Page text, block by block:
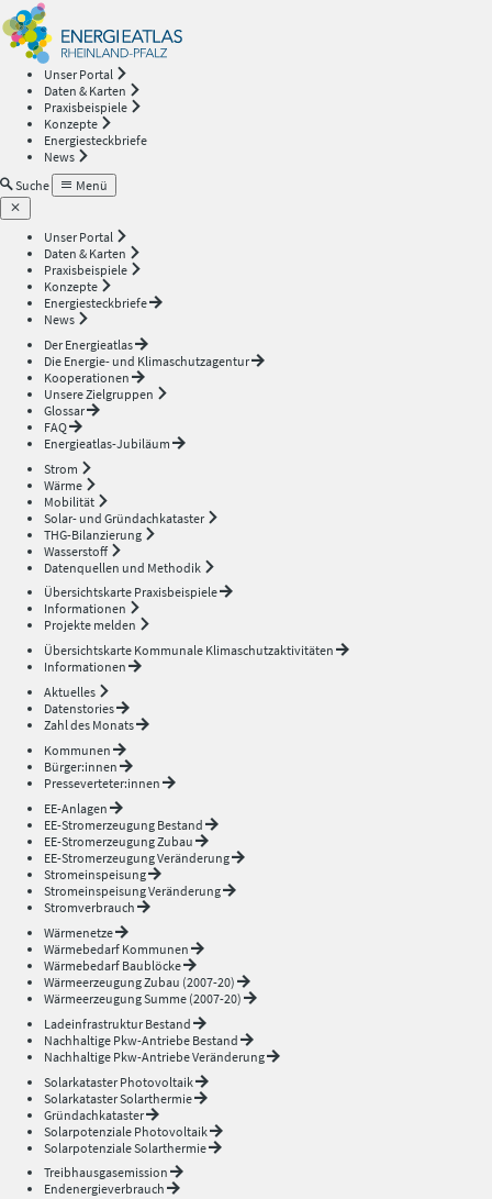
Unser Portal
Daten & Karten
Praxisbeispiele
Konzepte
Energiesteckbriefe
News
Suche
Menü
Unser Portal
Daten & Karten
Praxisbeispiele
Konzepte
Energiesteckbriefe
News
Der Energieatlas
Die Energie- und Klimaschutzagentur
Kooperationen
Unsere Zielgruppen
Glossar
FAQ
Energieatlas-Jubiläum
Strom
Wärme
Mobilität
Solar- und Gründachkataster
THG-Bilanzierung
Wasserstoff
Datenquellen und Methodik
Übersichtskarte Praxisbeispiele
Informationen
Projekte melden
Übersichtskarte Kommunale Klimaschutzaktivitäten
Informationen
Aktuelles
Datenstories
Zahl des Monats
Kommunen
Bürger:innen
Presseverteter:innen
EE-Anlagen
EE-Stromerzeugung Bestand
EE-Stromerzeugung Zubau
EE-Stromerzeugung Veränderung
Stromeinspeisung
Stromeinspeisung Veränderung
Stromverbrauch
Wärmenetze
Wärmebedarf Kommunen
Wärmebedarf Baublöcke
Wärmeerzeugung Zubau (2007-20)
Wärmeerzeugung Summe (2007-20)
Ladeinfrastruktur Bestand
Nachhaltige Pkw-Antriebe Bestand
Nachhaltige Pkw-Antriebe Veränderung
Solarkataster Photovoltaik
Solarkataster Solarthermie
Gründachkataster
Solarpotenziale Photovoltaik
Solarpotenziale Solarthermie
Treibhausgasemission
Endenergieverbrauch